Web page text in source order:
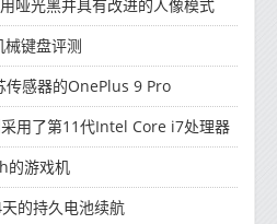
哑光黑并具有改进的人像模式
械键盘评测
传感器的OnePlus 9 Pro
用了第11代Intel Core i7处理器
的游戏机
的持久电池续航